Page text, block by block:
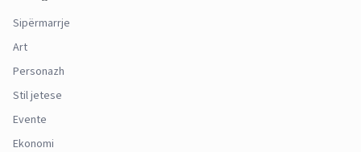
Sipërmarrje
Art
Personazh
Stil jetese
Evente
Ekonomi